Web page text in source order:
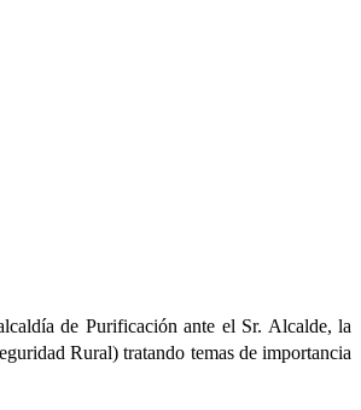
de Purificación ante el Sr. Alcalde, la
Rural) tratando temas de importancia